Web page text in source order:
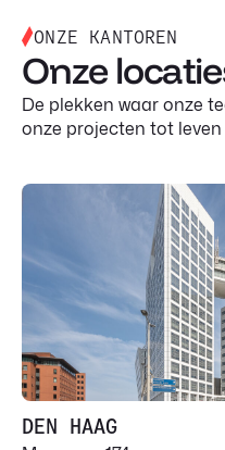
ONZE KANTOREN
Onze
De plekken waar onze
onze projecten tot
DEN HAAG